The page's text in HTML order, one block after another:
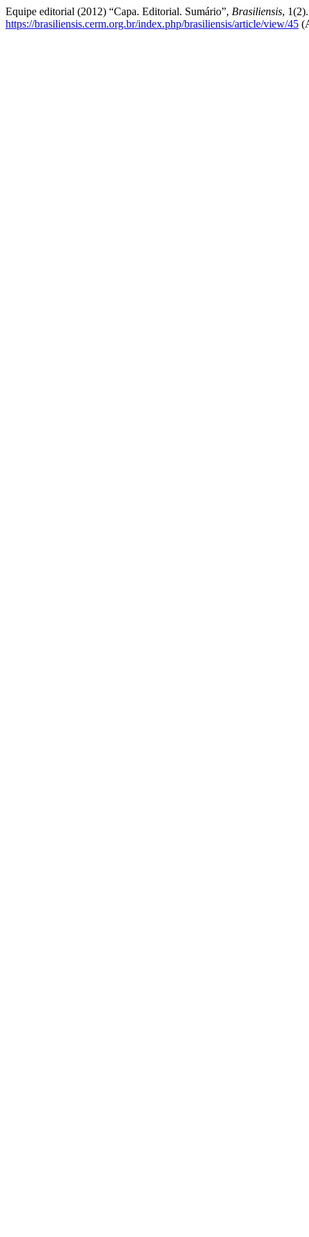
Equipe editorial (2012) “Capa. Editorial. Sumário”, Brasiliensis,
https://brasiliensis.cerm.org.br/index.php/brasiliensis/article/view/45